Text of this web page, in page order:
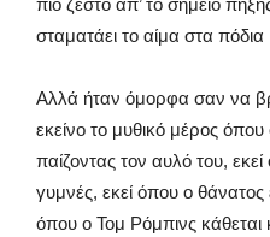
πιο ζεστό απ’ το σημείο
σταματάει το αίμα στα πόδια
Αλλά ήταν όμορφα σαν να
εκείνο το μυθικό μέρος
παίζοντας τον αυλό του,
γυμνές, εκεί όπου ο θάνατος
όπου ο Τομ Ρόμπινς κάθεται